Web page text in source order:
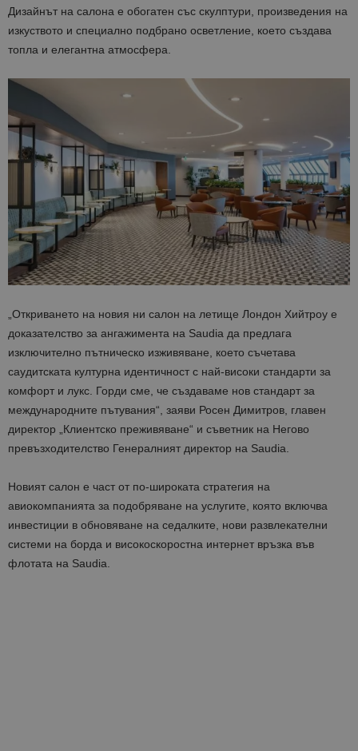
Дизайнът на салона е обогатен със скулптури, произведения на
изкуството и специално подбрано осветление, което създава
топла и елегантна атмосфера.
„Откриването на новия ни салон на летище Лондон Хийтроу е
доказателство за ангажимента на Saudia да предлага
изключително пътническо изживяване, което съчетава
саудитската културна идентичност с най-високи стандарти за
комфорт и лукс. Горди сме, че създаваме нов стандарт за
международните пътувания“, заяви Росен Димитров, главен
директор „Клиентско преживяване“ и съветник на Негово
превъзходителство Генералният директор на Saudia
Новият салон е част от по-широката стратегия на
авиокомпанията за подобряване на услугите, която включва
инвестиции в обновяване на седалките, нови развлекателни
системи на борда и високоскоростна интернет връзка във
флотата на Saudia.